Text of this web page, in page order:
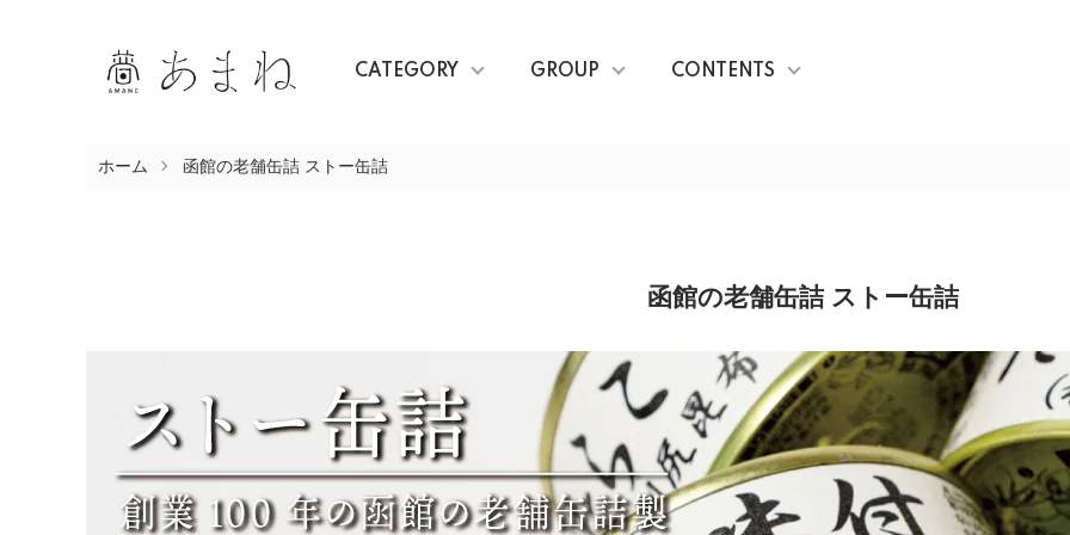
CATEGORY GROUP CONTENTS
ホーム 函館の老舗缶詰 ストー缶詰
函館の老舗缶詰 ストー缶詰